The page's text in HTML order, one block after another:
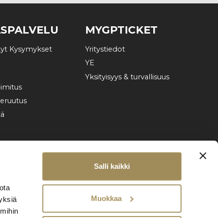
Salli kaikki
Muokkaa
Kysymykset
MYGPTICKET
Yritystiedot
YE
Yksityisyys & turvallisuus